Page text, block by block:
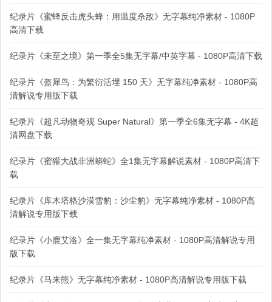
纪录片《蜜蜂反击虎头蜂：用温度杀敌》无字幕纯净素材 - 1080P
高清下载
纪录片《未至之境》第一季全5集无字幕/中英字幕 - 1080P高清下载
纪录片《盔犀鸟：为繁衍活埋 150 天》无字幕纯净素材 - 1080P高
清解说专用版下载
纪录片《超凡动物奇观 Super Natural》第一季全6集无字幕 - 4K超
清网盘下载
纪录片《蜜獾大战非洲蟒蛇》全1集无字幕解说素材 - 1080P高清下
载
纪录片《库木塔格沙漠雪豹：沙尘豹》无字幕纯净素材 - 1080P高
清解说专用版下载
纪录片《小鹿艾洛》全一集无字幕纯净素材 - 1080P高清解说专用
版下载
纪录片《马来熊》无字幕纯净素材 - 1080P高清解说专用版下载